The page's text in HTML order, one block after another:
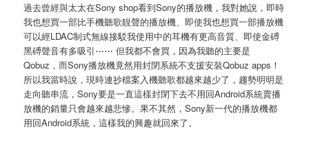
過去曾經與太太在Sony shop看到Sony的播放機，我對她說，即時
我也想買一部比手機聽歌靚聲的播放機、即使我也想買一部播放機
可以經LDAC制式無線接駁我使用中的耳機有更高音質、即使金磗
黑磗聲音有多吸引⋯⋯ 但我都不會買，因為我聽的主要是
Qobuz，而Sony播放機竟然用封閉系統不支援安裝Qobuz apps！
所以我當時說，現時連抄檔案入機聽歌都越來越少了，趨勢明明是
走向聽串流，Sony要是一直這樣封閉下去不用回Android系統賣播
放機的銷量只會越來越悲慘。果不其然，Sony新一代的播放機都
用回Android系統，這樣我的興趣就回來了。